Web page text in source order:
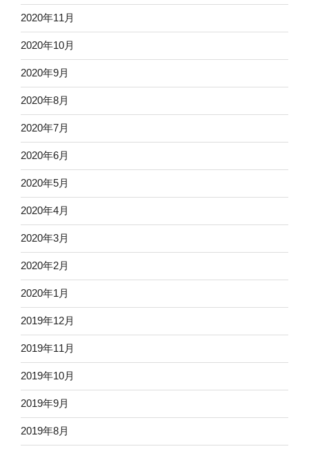
2020年11月
2020年10月
2020年9月
2020年8月
2020年7月
2020年6月
2020年5月
2020年4月
2020年3月
2020年2月
2020年1月
2019年12月
2019年11月
2019年10月
2019年9月
2019年8月